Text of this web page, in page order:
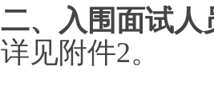
二、入围面试人
详见附件2。